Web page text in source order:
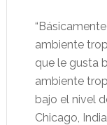
ambiente
que le gusta
ambiente
bajo el nivel
Chicago,